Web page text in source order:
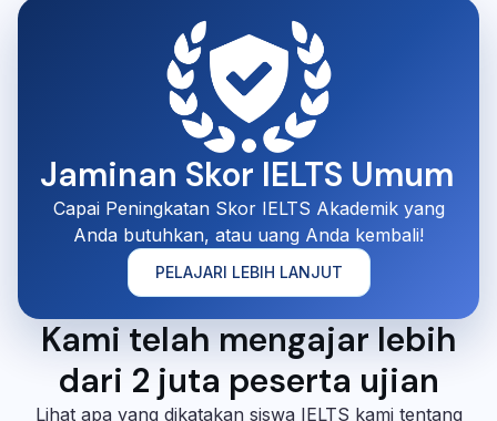
Jaminan Skor IELTS Umum
Capai Peningkatan Skor IELTS Akademik yang
Anda butuhkan, atau uang Anda kembali!
PELAJARI LEBIH LANJUT
Kami telah mengajar lebih
dari 2 juta peserta ujian
Lihat apa yang dikatakan siswa IELTS kami tentang